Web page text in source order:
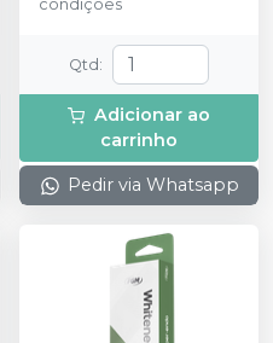
condições
Qtd :
Adicionar ao
carrinho
Pedir via Whatsapp